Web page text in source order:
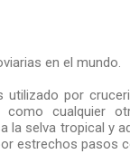
en el mundo.
por
cualquier
la selva tropical y
estrechos pasos